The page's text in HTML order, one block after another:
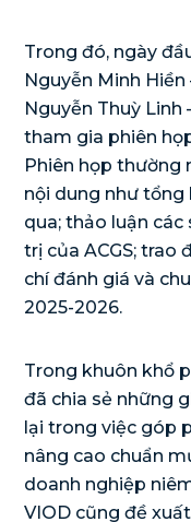
Trong đó, ngày
Nguyễn Minh
Nguyễn Thuỳ
tham gia phiên
Phiên họp thường
nội dung như tổng
qua; thảo luận
trị của ACGS; trao
chí đánh giá và
2025-2026.
Trong khuôn khổ
đã chia sẻ những
lại trong việc góp
nâng cao chuẩn
doanh nghiệp
VIOD cũng đề